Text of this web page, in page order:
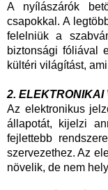
A nyílászárók
csapokkal. A
felelniük a
biztonsági fóliával
kültéri világítást,
2. ELEKTRONIKAI
Az elektronikus
állapotát, kijelzi
fejlettebb
szervezethez. Az
növelik, de nem